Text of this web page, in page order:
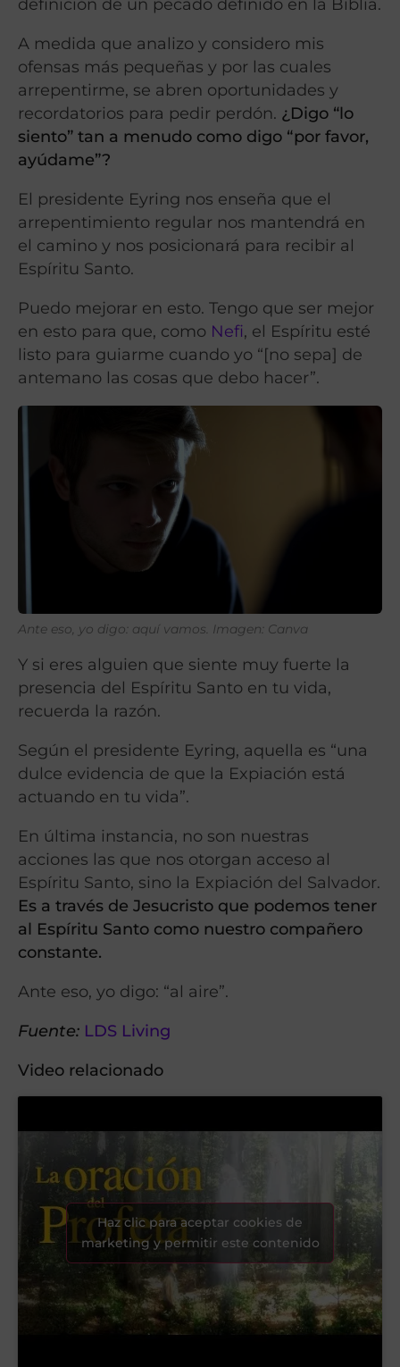
definición de un pecado definido en la Biblia.
A medida que analizo y considero mis
ofensas más pequeñas y por las cuales
arrepentirme, se abren oportunidades y
recordatorios para pedir perdón. ¿Digo “lo
siento” tan a menudo como digo “por favor,
ayúdame”?
El presidente Eyring nos enseña que el
arrepentimiento regular nos mantendrá en
el camino y nos posicionará para recibir al
Espíritu Santo.
Puedo mejorar en esto. Tengo que ser mejor
en esto para que, como Nefi, el Espíritu esté
listo para guiarme cuando yo “[no sepa] de
antemano las cosas que debo hacer”.
Ante eso, yo digo: aquí vamos. Imagen: Canva
Y si eres alguien que siente muy fuerte la
presencia del Espíritu Santo en tu vida,
recuerda la razón.
Según el presidente Eyring, aquella es “una
dulce evidencia de que la Expiación está
actuando en tu vida”.
En última instancia, no son nuestras
acciones las que nos otorgan acceso al
Espíritu Santo, sino la Expiación del Salvador.
Es a través de Jesucristo que podemos tener
al Espíritu Santo como nuestro compañero
constante.
Ante eso, yo digo: “al aire”.
Fuente: LDS Living
Video relacionado
Haz clic para aceptar cookies de
marketing y permitir este contenido